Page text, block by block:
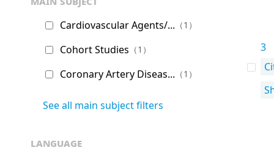
Cardiovascular Agents/... （1）
Cohort Studies （1）
Coronary Artery Diseas... （1）
See all main subject filters
language
3